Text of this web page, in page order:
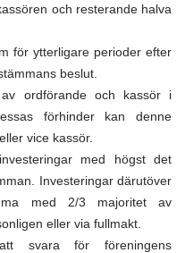
och resterande halva
för ytterligare perioder efter
beslut.
ordförande och kassör i
förhinder kan denne
vice kassör.
med högst det
Investeringar därutöver
med 2/3 majoritet av
eller via fullmakt.
svara för föreningens